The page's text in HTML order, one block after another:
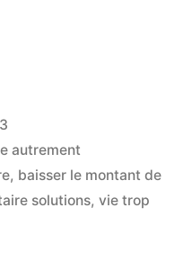
autrement
, baisser le montant de
solutions, vie trop